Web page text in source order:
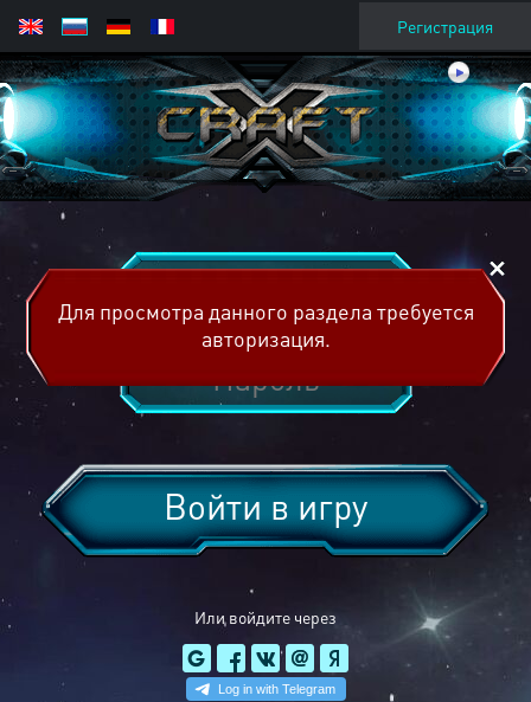
Регистрация
Или войдите через
Войти в игру
Для просмотра данного раздела требуется
авторизация.